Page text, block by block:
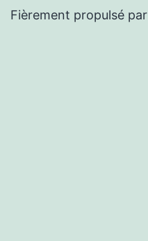
Fièrement propulsé par